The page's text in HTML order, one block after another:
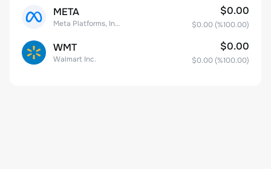
META
Meta Platforms, Inc. Class A Common Stock
$0.00
$0.00 (%100.00)
WMT
Walmart Inc.
$0.00
$0.00 (%100.00)